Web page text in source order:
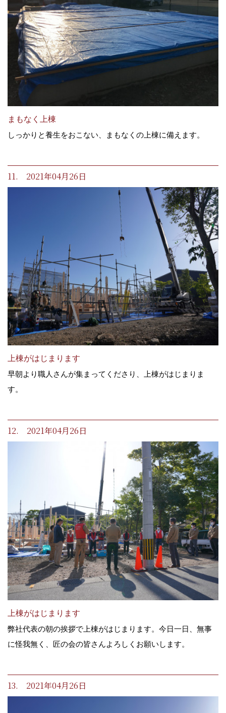
まもなく上棟
しっかりと養生をおこない、まもなくの上棟に備えます。
11. 2021年04月26日
上棟がはじまります
早朝より職人さんが集まってくださり、上棟がはじまりま
す。
12. 2021年04月26日
上棟がはじまります
弊社代表の朝の挨拶で上棟がはじまります。今日一日、無事
に怪我無く、匠の会の皆さんよろしくお願いします。
13. 2021年04月26日